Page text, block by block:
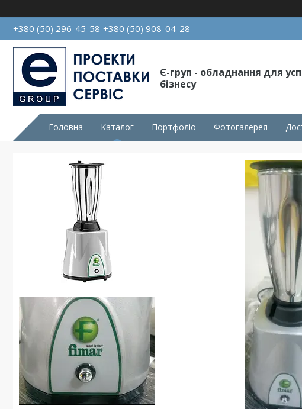
+380 (50) 296-45-58 +380 (50) 908-04-28
Є-груп - обладнання для
бізнесу
Головна Каталог Портфоліо Фотогалерея